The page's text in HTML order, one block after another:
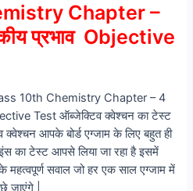
Chapter –
प्रभाव Objective
10th Chemistry Chapter – 4
Test ऑब्जेक्टिव क्वेश्चन का टेस्ट
आपके बोर्ड एग्जाम के लिए बहुत ही
का टेस्ट आपसे लिया जा रहा है इसमें
महत्वपूर्ण सवाल जो हर एक साल एग्जाम में
जाएंगे |